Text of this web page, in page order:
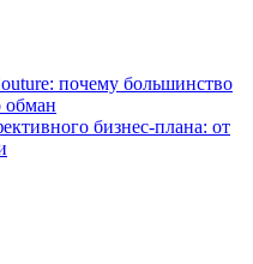
почему большинство
обман
бизнес-плана: от